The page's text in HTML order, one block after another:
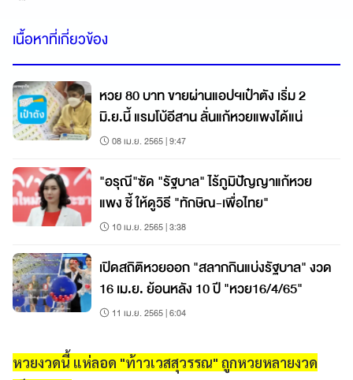
เนื้อหาที่เกี่ยวข้อง
หวย 80 บาท ขายผ่านแอปฯเป๋าตัง เริ่ม 2
มิ.ย.นี้ แรมโบ้อีสาน ลั่นแก้หวยแพงได้แน่
08 เม.ย. 2565 | 9:47
"อรุณี"ซัด "รัฐบาล" ไร้ภูมิปัญญาแก้หวย
แพง ชี้ ให้ดูวิธี "ทักษิณ-เพื่อไทย"
10 เม.ย. 2565 | 3:38
เปิดสถิติหวยออก "สลากกินแบ่งรัฐบาล" งวด
16 เม.ย. ย้อนหลัง 10 ปี "หวย16/4/65"
11 เม.ย. 2565 | 6:04
หวยงวดนี้ แห่ลอด "ท้าวเวสสุวรรณ" ถูกหวยหลายงวด